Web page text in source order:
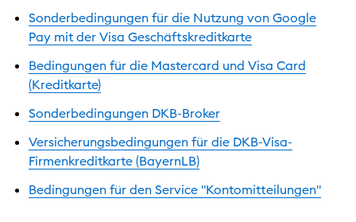
Sonderbedingungen für die Nutzung von Google
Pay mit der Visa Geschäftskreditkarte
Bedingungen für die Mastercard und Visa Card
(Kreditkarte)
Sonderbedingungen DKB-Broker
Versicherungsbedingungen für die DKB-Visa-
Firmenkreditkarte (BayernLB)
Bedingungen für den Service "Kontomitteilungen"